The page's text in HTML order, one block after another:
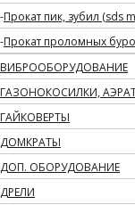
Прокат пик, зубил (sds
Прокат проломных
ВИБРООБОРУДОВАНИЕ
ГАЗОНОКОСИЛКИ,
ГАЙКОВЕРТЫ
ДОМКРАТЫ
ДОП. ОБОРУДОВАНИЕ
ДРЕЛИ